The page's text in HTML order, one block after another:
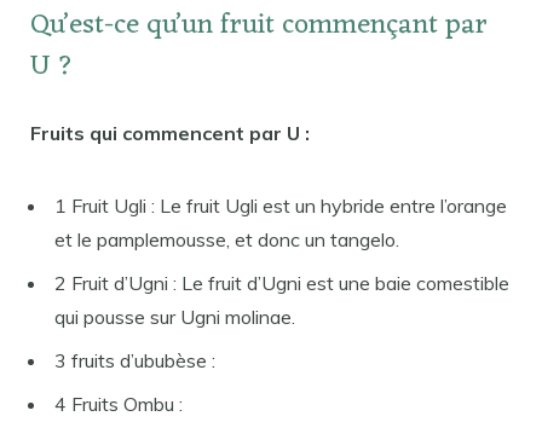
Qu’est-ce qu’un fruit commençant par
U ?
Fruits qui commencent par U :
1 Fruit Ugli : Le fruit Ugli est un hybride entre l’orange
et le pamplemousse, et donc un tangelo.
2 Fruit d’Ugni : Le fruit d’Ugni est une baie comestible
qui pousse sur Ugni molinae.
3 fruits d’ububèse :
4 Fruits Ombu :